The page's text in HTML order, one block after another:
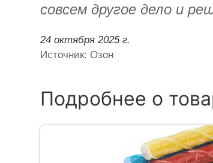
совсем другое дело и
24 октября 2025 г.
Источник: Озон
Подробнее о